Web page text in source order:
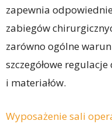
zapewnia
zabiegów
zarówno ogólne
szczegółowe
i materiałów.
Wyposażenie sali